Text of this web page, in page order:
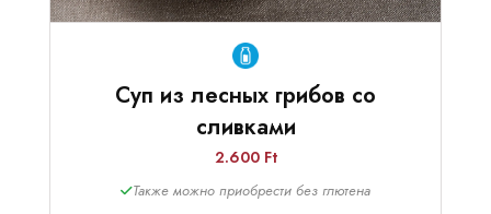
Суп из лесных грибов со
сливками
2.600 Ft
Также можно приобрести без глютена